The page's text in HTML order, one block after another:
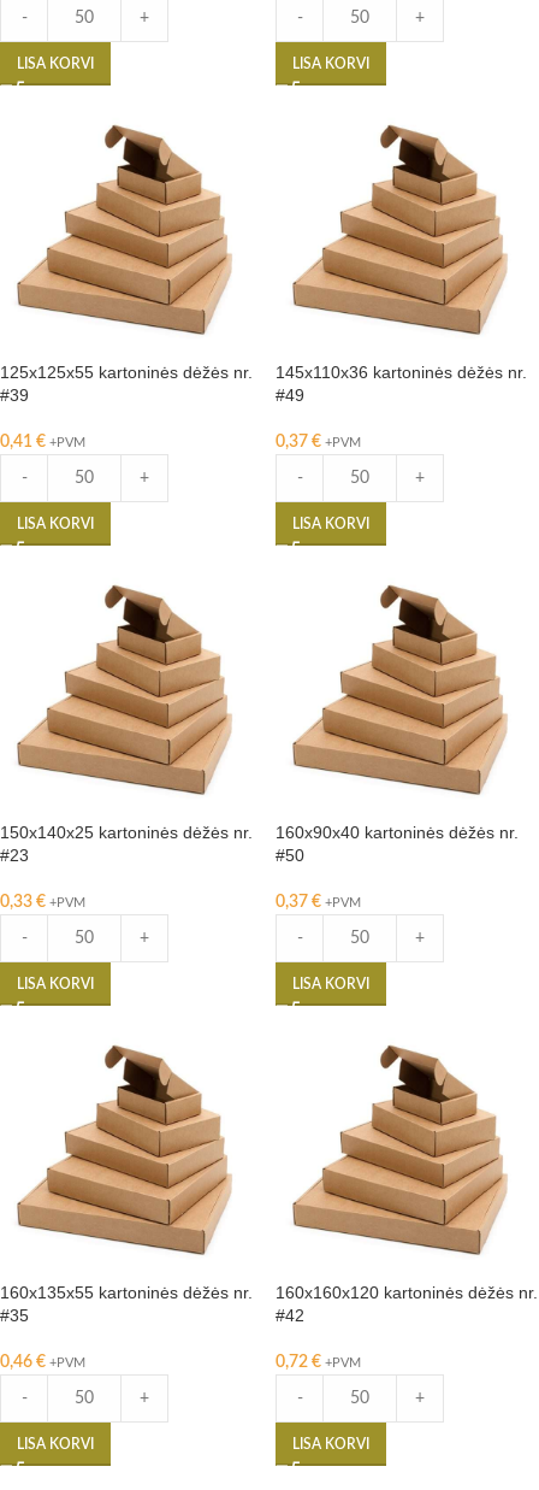
- +
LISA KORVI
- +
LISA KORVI
125x125x55 kartoninės dėžės nr.
#39
0,41 € +PVM
- +
LISA KORVI
145x110x36 kartoninės dėžės nr.
#49
0,37 € +PVM
- +
LISA KORVI
150x140x25 kartoninės dėžės nr.
#23
0,33 € +PVM
- +
LISA KORVI
160x90x40 kartoninės dėžės nr.
#50
0,37 € +PVM
- +
LISA KORVI
160x135x55 kartoninės dėžės nr.
#35
0,46 € +PVM
- +
LISA KORVI
160x160x120 kartoninės dėžės nr.
#42
0,72 € +PVM
- +
LISA KORVI